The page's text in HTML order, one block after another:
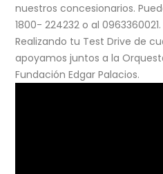
nuestros concesionarios.
1800- 224232 o al 0963360021.
Realizando tu Test Drive de
apoyamos juntos a la
Fundación Edgar Palacios.